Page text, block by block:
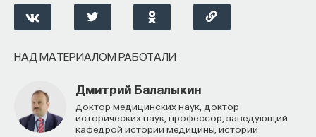
НАД МАТЕРИАЛОМ РАБОТАЛИ
Дмитрий Балалыкин
доктор медицинских наук, доктор
исторических наук, профессор, заведующий
кафедрой истории медицины, истории